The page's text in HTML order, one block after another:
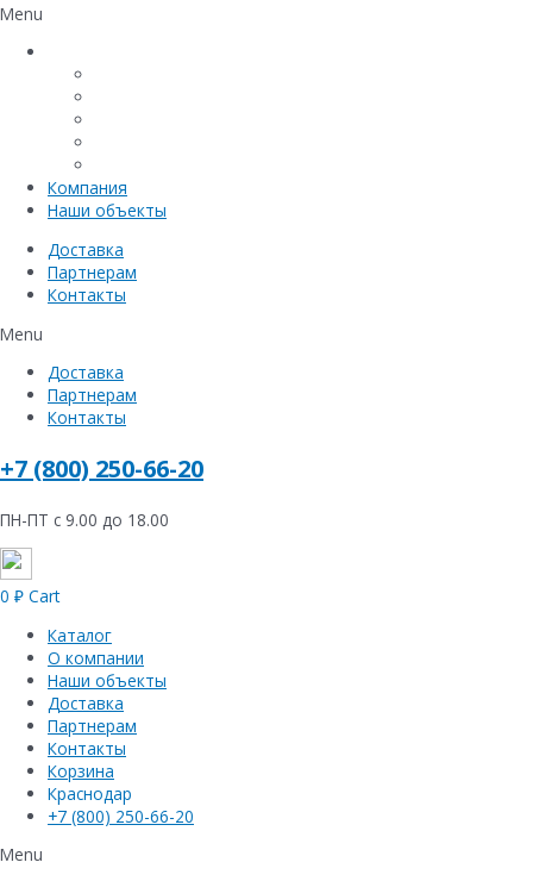
Menu
Компания
Наши объекты
Доставка
Партнерам
Контакты
Menu
Доставка
Партнерам
Контакты
+7 (800) 250-66-20
ПН-ПТ с 9.00 до 18.00
0 ₽ Cart
Каталог
О компании
Наши объекты
Доставка
Партнерам
Контакты
Корзина
Краснодар
+7 (800) 250-66-20
Menu